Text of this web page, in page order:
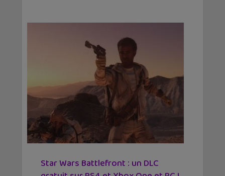
Star Wars Battlefront : un DLC